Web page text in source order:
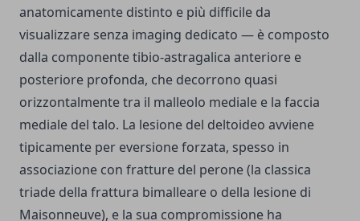
anatomicamente distinto e più difficile da
visualizzare senza imaging dedicato — è composto
dalla componente tibio-astragalica anteriore e
posteriore profonda, che decorrono quasi
orizzontalmente tra il malleolo mediale e la faccia
mediale del talo. La lesione del deltoideo avviene
tipicamente per eversione forzata, spesso in
associazione con fratture del perone (la classica
triade della frattura bimalleare o della lesione di
Maisonneuve), e la sua compromissione ha